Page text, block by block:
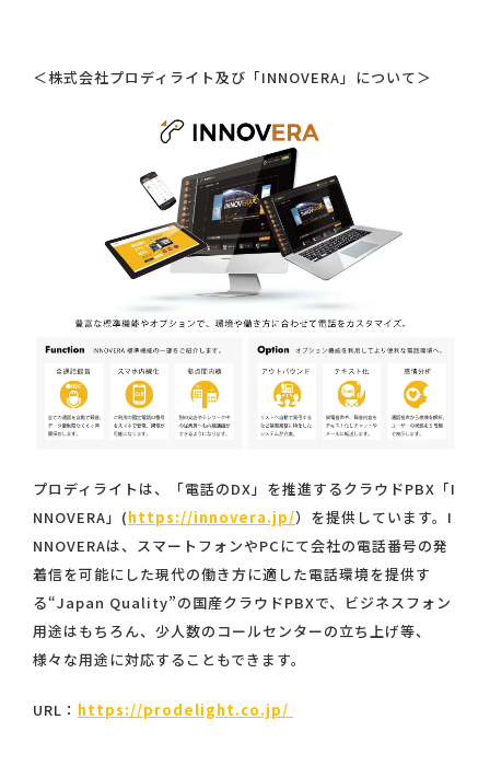
＜株式会社プロディライト及び「INNOVERA」について＞
プロディライトは、「電話のDX」を推進するクラウドPBX「I
NNOVERA」(https://innovera.jp/）を提供しています。I
NNOVERAは、スマートフォンやPCにて会社の電話番号の発
着信を可能にした現代の働き方に適した電話環境を提供す
る“Japan Quality”の国産クラウドPBXで、ビジネスフォン
用途はもちろん、少人数のコールセンターの立ち上げ等、
様々な用途に対応することもできます。
URL： https://prodelight.co.jp/